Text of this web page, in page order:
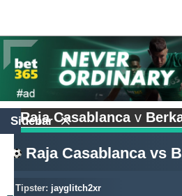
Raja Casablancav
Raja Casablancavs
Tipster: jayglitch2xr
Sidebar